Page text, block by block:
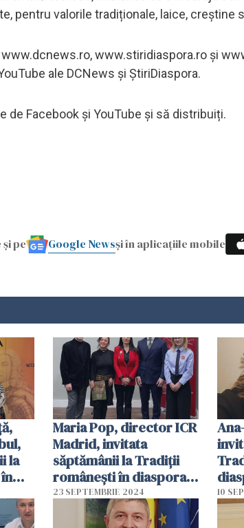
pentru valorile tradiționale, laice, creștine
www.stiridiaspora.ro și
ale DCNews și ȘtiriDiaspora.
Facebook și YouTube și să distribuiți.
pe Google Newsși în aplicațiile mobile
la
Maria Pop, director ICR
Madrid, invitata
săptămânii la Tradiții
românești în diaspora/
VIDEO
23 SEPTEMBRIE 2024 10